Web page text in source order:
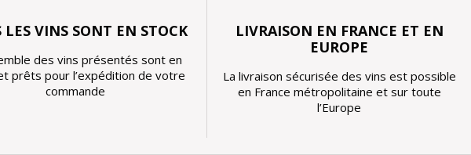
LES VINS SONT EN STOCK
des vins présentés sont en
prêts pour l’expédition de votre
commande
LIVRAISON EN FRANCE ET EN
EUROPE
La livraison sécurisée des vins est possible
en France métropolitaine et sur toute
l’Europe